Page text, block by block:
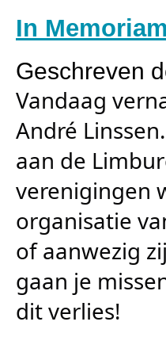
In
Geschreven
Vandaag
André
aan de
verenigingen
organisatie
of aanwezig
gaan je
dit verlies!